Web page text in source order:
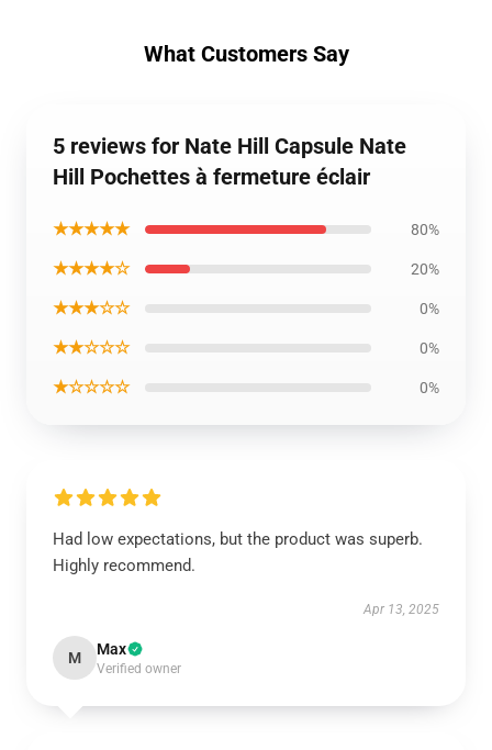
What Customers Say
5 reviews for Nate Hill Capsule Nate
Hill Pochettes à fermeture éclair
★★★★★ 80%
★★★★☆ 20%
★★★☆☆ 0%
★★☆☆☆ 0%
★☆☆☆☆ 0%
Had low expectations, but the product was superb.
Highly recommend.
Apr 13, 2025
M Max
Verified owner